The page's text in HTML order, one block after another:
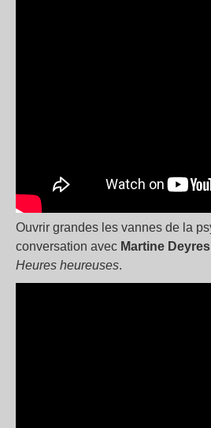
Ouvrir grandes les vannes de la
conversation avec Martine Deyres
Heures heureuses.